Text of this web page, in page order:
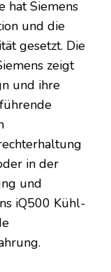
hat Siemens
und die
gesetzt. Die
zeigt
und ihre
in der
und
iQ500 Kühl-